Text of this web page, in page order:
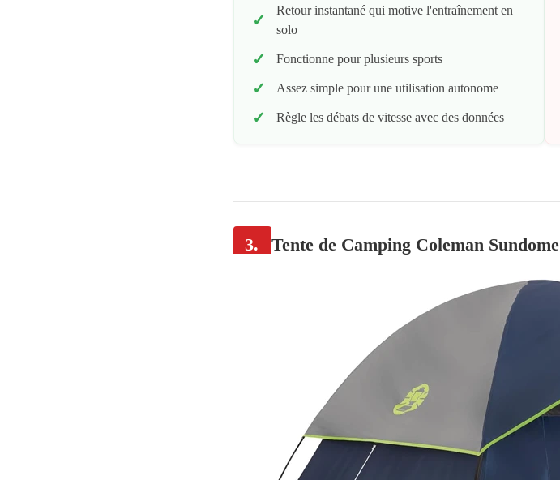
Retour instantané qui motive l'entraînement en
solo
Fonctionne pour plusieurs sports
Assez simple pour une utilisation autonome
Règle les débats de vitesse avec des données
3. Tente de Camping Coleman Sundome